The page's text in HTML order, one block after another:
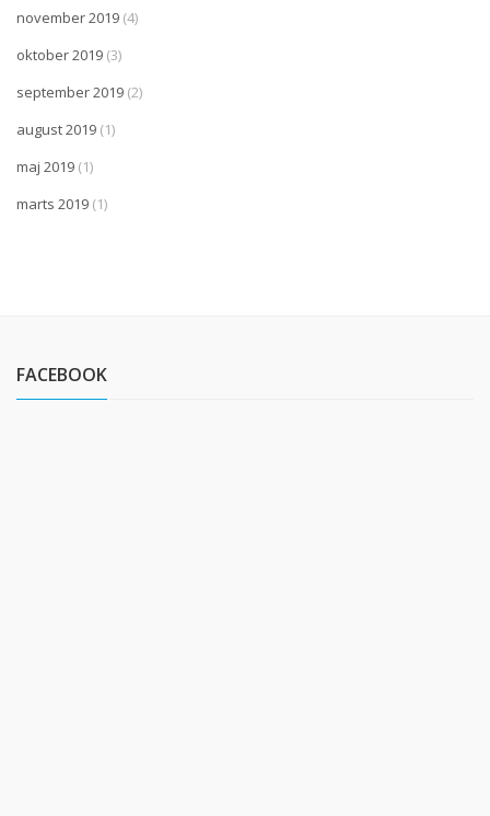
november 2019 (4)
oktober 2019 (3)
september 2019 (2)
august 2019 (1)
maj 2019 (1)
marts 2019 (1)
FACEBOOK